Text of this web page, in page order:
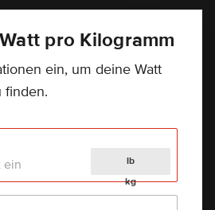
pro Kilogramm
ein, um deine Watt
finden.
lb
kg